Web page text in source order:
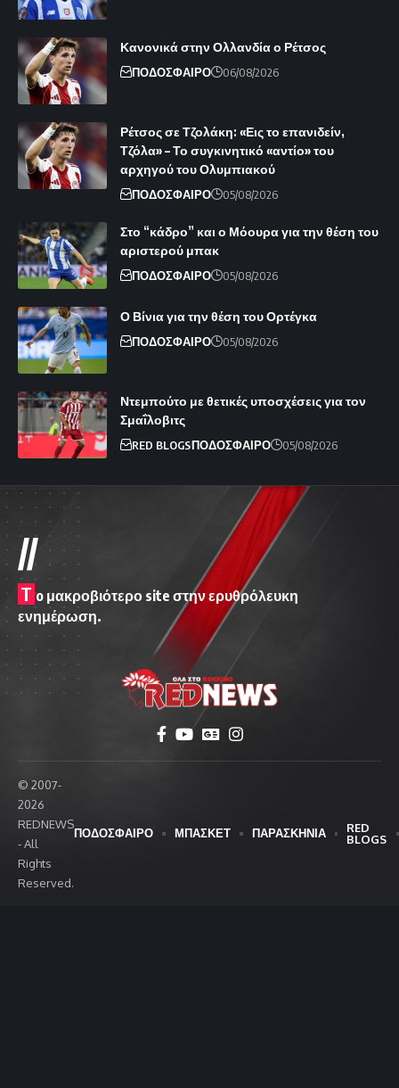
Κανονικά στην Ολλανδία ο Ρέτσος
ΠΟΔΟΣΦΑΙΡΟ 06/08/2026
Ρέτσος σε Τζολάκη: «Εις το επανιδείν,
Τζόλα» – Το συγκινητικό «αντίο» του
αρχηγού του Ολυμπιακού
ΠΟΔΟΣΦΑΙΡΟ 05/08/2026
Στο “κάδρο” και ο Μόουρα για την θέση του
αριστερού μπακ
ΠΟΔΟΣΦΑΙΡΟ 05/08/2026
Ο Βίνια για την θέση του Ορτέγκα
ΠΟΔΟΣΦΑΙΡΟ 05/08/2026
Ντεμπούτο με θετικές υποσχέσεις για τον
Σμαΐλοβιτς
RED BLOGSΠΟΔΟΣΦΑΙΡΟ 05/08/2026
//
T o μακροβιότερο site στην ερυθρόλευκη
ενημέρωση.
© 2007-
2026
REDNEWS
- All
Rights
Reserved.
ΠΟΔΟΣΦΑΙΡΟ ΜΠΑΣΚΕΤ ΠΑΡΑΣΚΗΝΙΑ
RED
BLOGS